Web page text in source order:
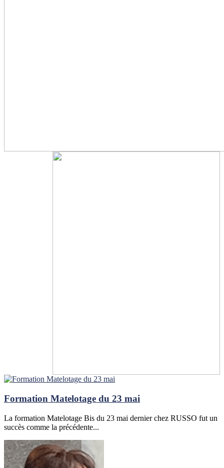
Formation Matelotage du 23 mai
La formation Matelotage Bis du 23 mai dernier chez RUSSO fut un
succès comme la précédente...